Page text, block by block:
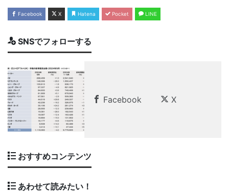
Facebook X Hatena Pocket LINE
SNSでフォローする
Facebook X
おすすめコンテンツ
あわせて読みたい！